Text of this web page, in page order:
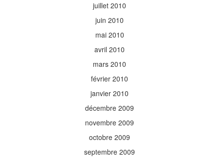
juillet 2010
juin 2010
mai 2010
avril 2010
mars 2010
février 2010
janvier 2010
décembre 2009
novembre 2009
octobre 2009
septembre 2009